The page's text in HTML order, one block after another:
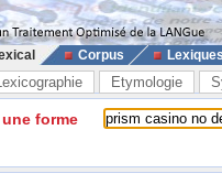
Corpus
Etymologie
une forme